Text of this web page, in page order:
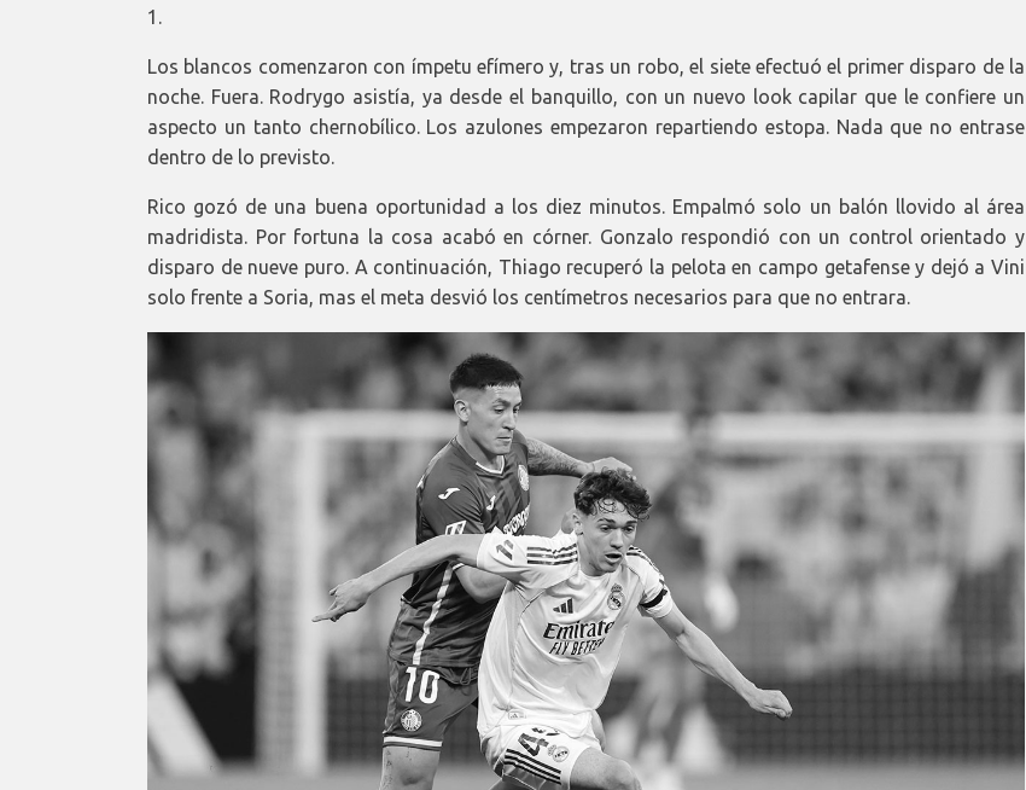
1.
Los blancos comenzaron con ímpetu efímero y, tras un robo, el siete efectuó el primer disparo de la
noche. Fuera. Rodrygo asistía, ya desde el banquillo, con un nuevo look capilar que le confiere un
aspecto un tanto chernobílico. Los azulones empezaron repartiendo estopa. Nada que no entrase
dentro de lo previsto.
Rico gozó de una buena oportunidad a los diez minutos. Empalmó solo un balón llovido al área
madridista. Por fortuna la cosa acabó en córner. Gonzalo respondió con un control orientado y
disparo de nueve puro. A continuación, Thiago recuperó la pelota en campo getafense y dejó a Vini
solo frente a Soria, mas el meta desvió los centímetros necesarios para que no entrara.